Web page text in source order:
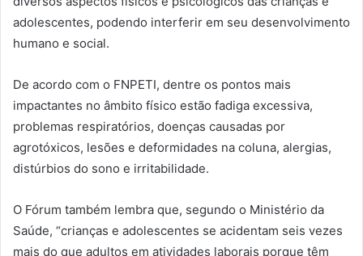
adolescentes, podendo interferir em seu desenvolvimento
humano e social.
De acordo com o FNPETI, dentre os pontos mais
impactantes no âmbito físico estão fadiga excessiva,
problemas respiratórios, doenças causadas por
agrotóxicos, lesões e deformidades na coluna, alergias,
distúrbios do sono e irritabilidade.
O Fórum também lembra que, segundo o Ministério da
Saúde, “crianças e adolescentes se acidentam seis vezes
mais do que adultos em atividades laborais porque têm